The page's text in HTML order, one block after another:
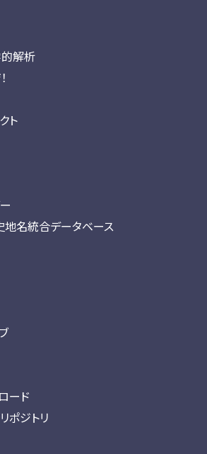
解析
ト
地名統合データベース
ード
ポジトリ